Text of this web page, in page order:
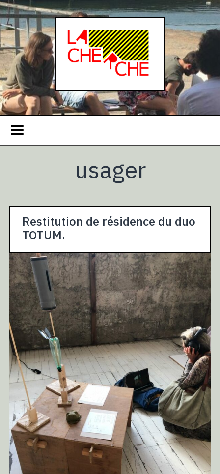
usager
Restitution de résidence du duo
TOTUM.